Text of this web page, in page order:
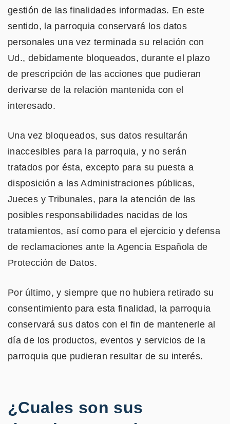
gestión de las finalidades informadas. En este
sentido, la parroquia conservará los datos
personales una vez terminada su relación con
Ud., debidamente bloqueados, durante el plazo
de prescripción de las acciones que pudieran
derivarse de la relación mantenida con el
interesado.
Una vez bloqueados, sus datos resultarán
inaccesibles para la parroquia, y no serán
tratados por ésta, excepto para su puesta a
disposición a las Administraciones públicas,
Jueces y Tribunales, para la atención de las
posibles responsabilidades nacidas de los
tratamientos, así como para el ejercicio y defensa
de reclamaciones ante la Agencia Española de
Protección de Datos.
Por último, y siempre que no hubiera retirado su
consentimiento para esta finalidad, la parroquia
conservará sus datos con el fin de mantenerle al
día de los productos, eventos y servicios de la
parroquia que pudieran resultar de su interés.
¿Cuales son sus